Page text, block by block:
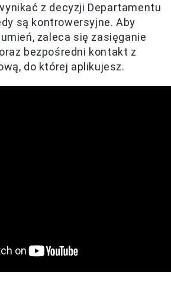
z decyzji Departamentu
są kontrowersyjne. Aby
zaleca się zasięganie
bezpośredni kontakt z
do której aplikujesz.